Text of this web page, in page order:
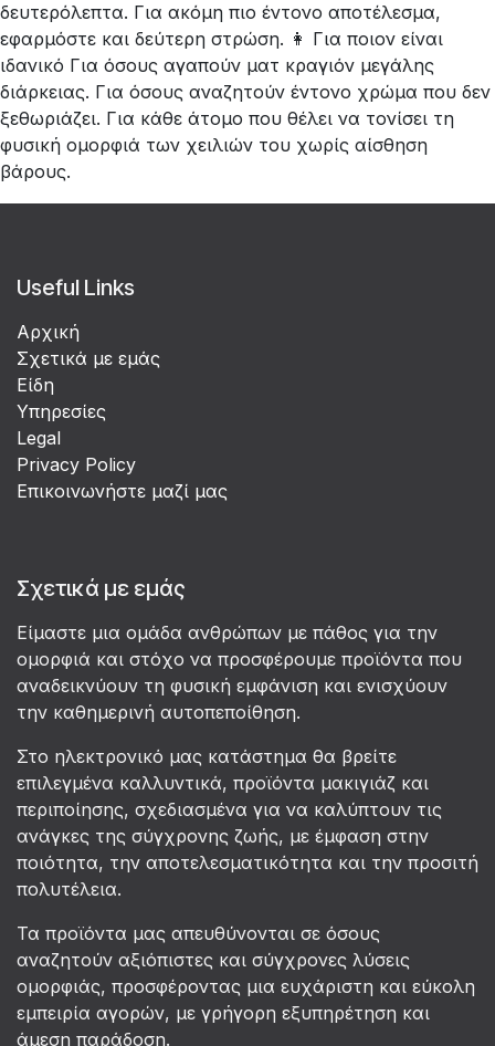
δευτερόλεπτα. Για ακόμη πιο έντονο αποτέλεσμα,
εφαρμόστε και δεύτερη στρώση. 👩 Για ποιον είναι
ιδανικό Για όσους αγαπούν ματ κραγιόν μεγάλης
διάρκειας. Για όσους αναζητούν έντονο χρώμα που δεν
ξεθωριάζει. Για κάθε άτομο που θέλει να τονίσει τη
φυσική ομορφιά των χειλιών του χωρίς αίσθηση
βάρους.
Useful Links
Αρχική
Σχετικά με εμάς
Είδη
Υπηρεσίες
Legal
Privacy Policy
Επικοινωνήστε μαζί μας
Σχετικά με εμάς
Είμαστε μια ομάδα ανθρώπων με πάθος για την
ομορφιά και στόχο να προσφέρουμε προϊόντα που
αναδεικνύουν τη φυσική εμφάνιση και ενισχύουν
την καθημερινή αυτοπεποίθηση.
Στο ηλεκτρονικό μας κατάστημα θα βρείτε
επιλεγμένα καλλυντικά, προϊόντα μακιγιάζ και
περιποίησης, σχεδιασμένα για να καλύπτουν τις
ανάγκες της σύγχρονης ζωής, με έμφαση στην
ποιότητα, την αποτελεσματικότητα και την προσιτή
πολυτέλεια.
Τα προϊόντα μας απευθύνονται σε όσους
αναζητούν αξιόπιστες και σύγχρονες λύσεις
ομορφιάς, προσφέροντας μια ευχάριστη και εύκολη
εμπειρία αγορών, με γρήγορη εξυπηρέτηση και
άμεση παράδοση.